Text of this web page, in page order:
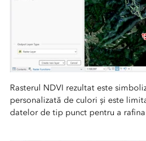
Rasterul NDVI rezultat este
personalizată de culori și este
datelor de tip punct pentru a